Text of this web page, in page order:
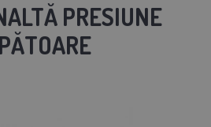
PRESIUNE